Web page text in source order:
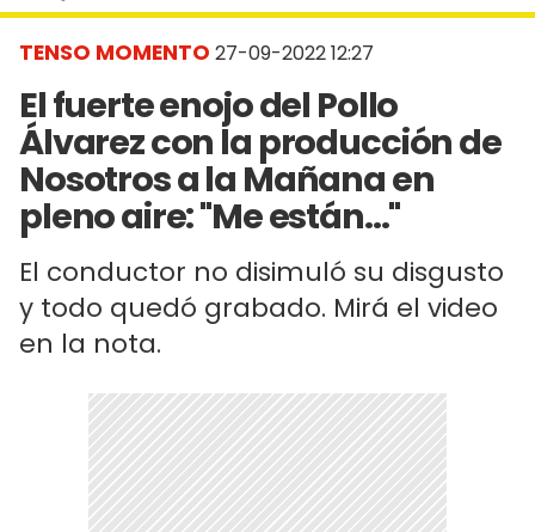
TENSO MOMENTO 27-09-2022 12:27
El fuerte enojo del Pollo
Álvarez con la producción de
Nosotros a la Mañana en
pleno aire: "Me están..."
El conductor no disimuló su disgusto
y todo quedó grabado. Mirá el video
en la nota.